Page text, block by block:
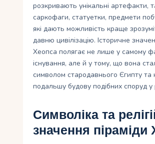
розкривають унікальні артефакти,
саркофаги, статуетки, предмети
які дають можливість краще
давню цивілізацію. Історичне
Хеопса полягає не лише у самому
існування, але й у тому, що вона
символом стародавнього Єгипту та
подальшу будову подібних споруд у
Символіка та
значення піраміди